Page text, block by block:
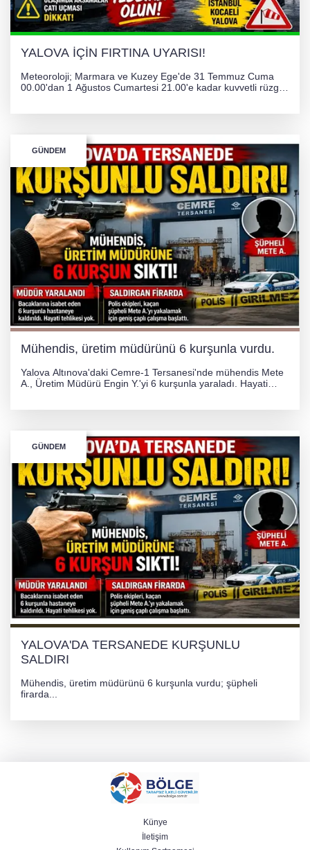
YALOVA İÇİN FIRTINA UYARISI!
Meteoroloji; Marmara ve Kuzey Ege'de 31 Temmuz Cuma
00.00'dan 1 Ağustos Cumartesi 21.00'e kadar kuvvetli rüzgar
GÜNDEM
Mühendis, üretim müdürünü 6 kurşunla vurdu.
Yalova Altınova'daki Cemre-1 Tersanesi'nde mühendis Mete
A., Üretim Müdürü Engin Y.'yi 6 kurşunla yaraladı. Hayati
GÜNDEM
YALOVA'DA TERSANEDE KURŞUNLU
SALDIRI
Mühendis, üretim müdürünü 6 kurşunla vurdu; şüpheli
firarda...
Künye
İletişim